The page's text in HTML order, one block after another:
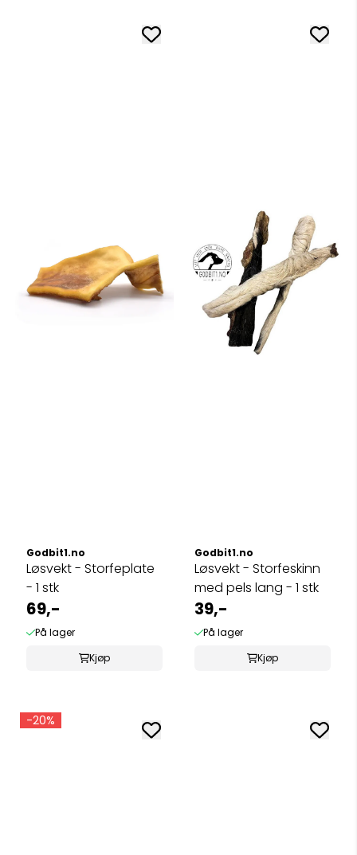
Godbit1.no
Løsvekt - Storfeplate
- 1 stk
69,-
På lager
Kjøp
Godbit1.no
Løsvekt - Storfeskinn
med pels lang - 1 stk
39,-
På lager
Kjøp
-20%